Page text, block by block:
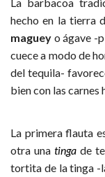
hecho en la tierra
maguey o ágave -
cuece a modo de
del tequila-
bien con las carnes
La primera flauta
otra una tinga de
tortita de la tinga -